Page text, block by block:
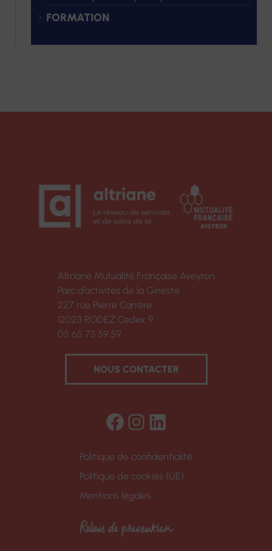
FORMATION
Altriane Mutualité Française Aveyron
Parc d’activités de la Gineste
227 rue Pierre Carrère
12023 RODEZ Cedex 9
05 65 73 59 59
NOUS CONTACTER
Facebook
Instagram
LinkedIn
Politique de confidentialité
Politique de cookies (UE)
Mentions légales